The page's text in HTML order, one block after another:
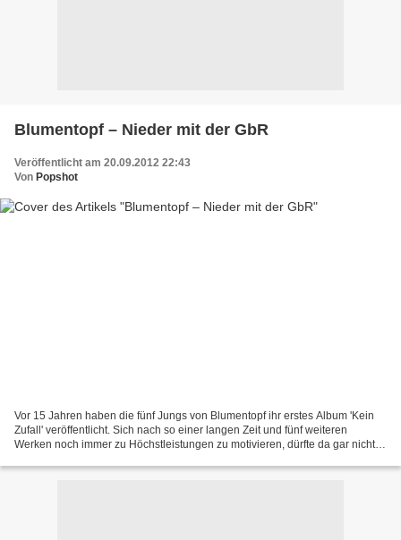
Blumentopf – Nieder mit der GbR
Veröffentlicht am 20.09.2012 22:43
Von Popshot
Vor 15 Jahren haben die fünf Jungs von Blumentopf ihr erstes Album 'Kein
Zufall' veröffentlicht. Sich nach so einer langen Zeit und fünf weiteren
Werken noch immer zu Höchstleistungen zu motivieren, dürfte da gar nicht